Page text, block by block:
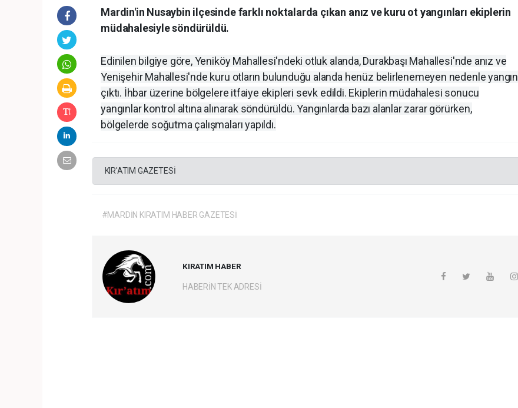
Mardin'in Nusaybin ilçesinde farklı noktalarda çıkan anız ve kuru ot yangınları ekiplerin
müdahalesiyle söndürüldü.
Edinilen bilgiye göre, Yeniköy Mahallesi'ndeki otluk alanda, Durakbaşı Mahallesi'nde anız ve
Yenişehir Mahallesi'nde kuru otların bulunduğu alanda henüz belirlenemeyen nedenle yangın
çıktı. İhbar üzerine bölgelere itfaiye ekipleri sevk edildi. Ekiplerin müdahalesi sonucu
yangınlar kontrol altına alınarak söndürüldü. Yangınlarda bazı alanlar zarar görürken,
bölgelerde soğutma çalışmaları yapıldı.
KIR'ATIM GAZETESİ
#MARDİN KIRATIM HABER GAZETESİ
KIRATIM HABER
HABERİN TEK ADRESİ